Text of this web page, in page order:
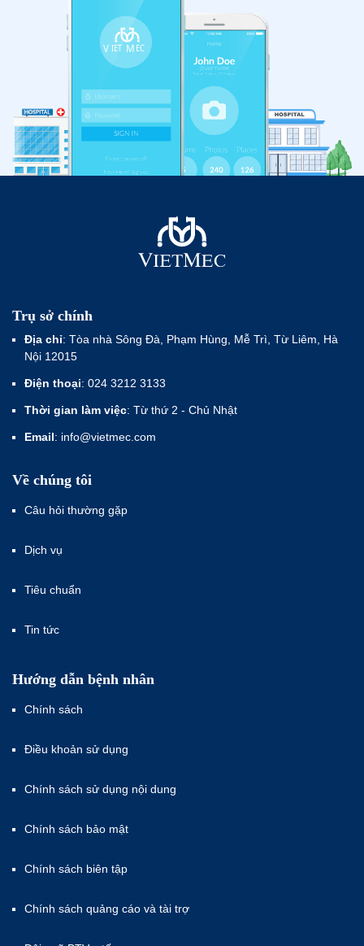
Trụ sở chính
Địa chỉ: Tòa nhà Sông Đà, Phạm Hùng, Mễ Trì, Từ Liêm, Hà
Nội 12015
Điện thoại: 024 3212 3133
Thời gian làm việc: Từ thứ 2 - Chủ Nhật
Email: info@vietmec.com
Về chúng tôi
Câu hỏi thường gặp
Dịch vụ
Tiêu chuẩn
Tin tức
Hướng dẫn bệnh nhân
Chính sách
Điều khoản sử dụng
Chính sách sử dụng nội dung
Chính sách bảo mật
Chính sách biên tập
Chính sách quảng cáo và tài trợ